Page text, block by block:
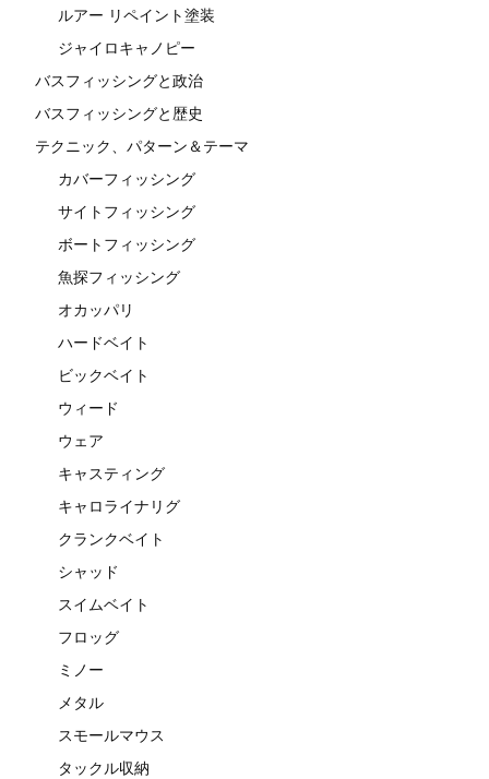
ルアー リペイント塗装
ジャイロキャノピー
バスフィッシングと政治
バスフィッシングと歴史
テクニック、パターン＆テーマ
カバーフィッシング
サイトフィッシング
ボートフィッシング
魚探フィッシング
オカッパリ
ハードベイト
ビックベイト
ウィード
ウェア
キャスティング
キャロライナリグ
クランクベイト
シャッド
スイムベイト
フロッグ
ミノー
メタル
スモールマウス
タックル収納